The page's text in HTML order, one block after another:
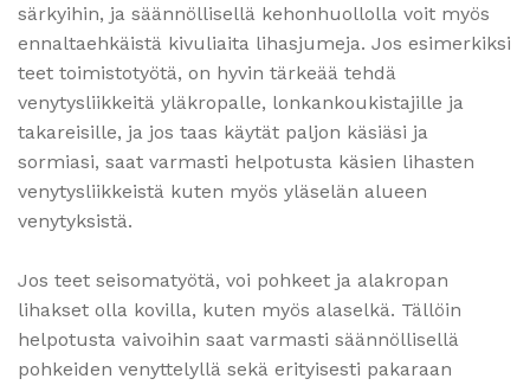
särkyihin, ja säännöllisellä kehonhuollolla voit myös
ennaltaehkäistä kivuliaita lihasjumeja. Jos esimerkiksi
teet toimistotyötä, on hyvin tärkeää tehdä
venytysliikkeitä yläkropalle, lonkankoukistajille ja
takareisille, ja jos taas käytät paljon käsiäsi ja
sormiasi, saat varmasti helpotusta käsien lihasten
venytysliikkeistä kuten myös yläselän alueen
venytyksistä.
Jos teet seisomatyötä, voi pohkeet ja alakropan
lihakset olla kovilla, kuten myös alaselkä. Tällöin
helpotusta vaivoihin saat varmasti säännöllisellä
pohkeiden venyttelyllä sekä erityisesti pakaraan